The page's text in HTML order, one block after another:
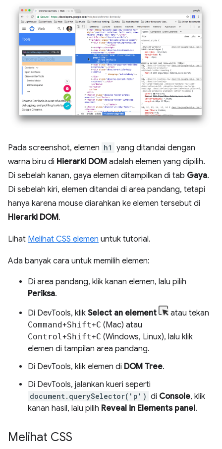
Pada screenshot, elemen h1 yang ditandai dengan
warna biru di Hierarki DOM adalah elemen yang dipilih.
Di sebelah kanan, gaya elemen ditampilkan di tab Gaya.
Di sebelah kiri, elemen ditandai di area pandang, tetapi
hanya karena mouse diarahkan ke elemen tersebut di
Hierarki DOM.
Lihat Melihat CSS elemen untuk tutorial.
Ada banyak cara untuk memilih elemen:
Di area pandang, klik kanan elemen, lalu pilih
Periksa.
Di DevTools, klik Select an element atau tekan
Command+Shift+C (Mac) atau
Control+Shift+C (Windows, Linux), lalu klik
elemen di tampilan area pandang.
Di DevTools, klik elemen di DOM Tree.
Di DevTools, jalankan kueri seperti
document.querySelector('p') di Console, klik
kanan hasil, lalu pilih Reveal in Elements panel.
Melihat CSS